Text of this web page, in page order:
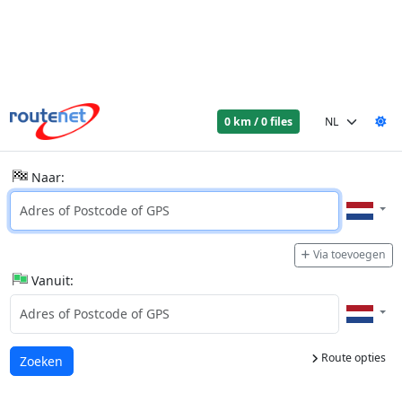
0 km / 0 files
Naar:
Via toevoegen
Vanuit:
Route opties
Laden...
Zoeken